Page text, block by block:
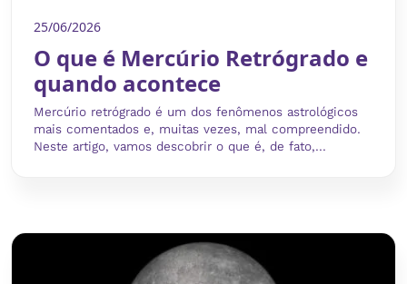
25/06/2026
O que é Mercúrio Retrógrado e
quando acontece
Mercúrio retrógrado é um dos fenômenos astrológicos
mais comentados e, muitas vezes, mal compreendido.
Neste artigo, vamos descobrir o que é, de fato,...